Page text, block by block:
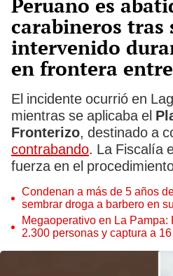
Peruano es
carabineros tras
intervenido
en frontera
El incidente ocurrió en
mientras se aplicaba el
Fronterizo, destinado a
contrabando. La Fiscalía
fuerza en el
Condenan a más de 5 años
sembrar droga a barbero en
Megaoperativo en La
2.300 personas y captura a